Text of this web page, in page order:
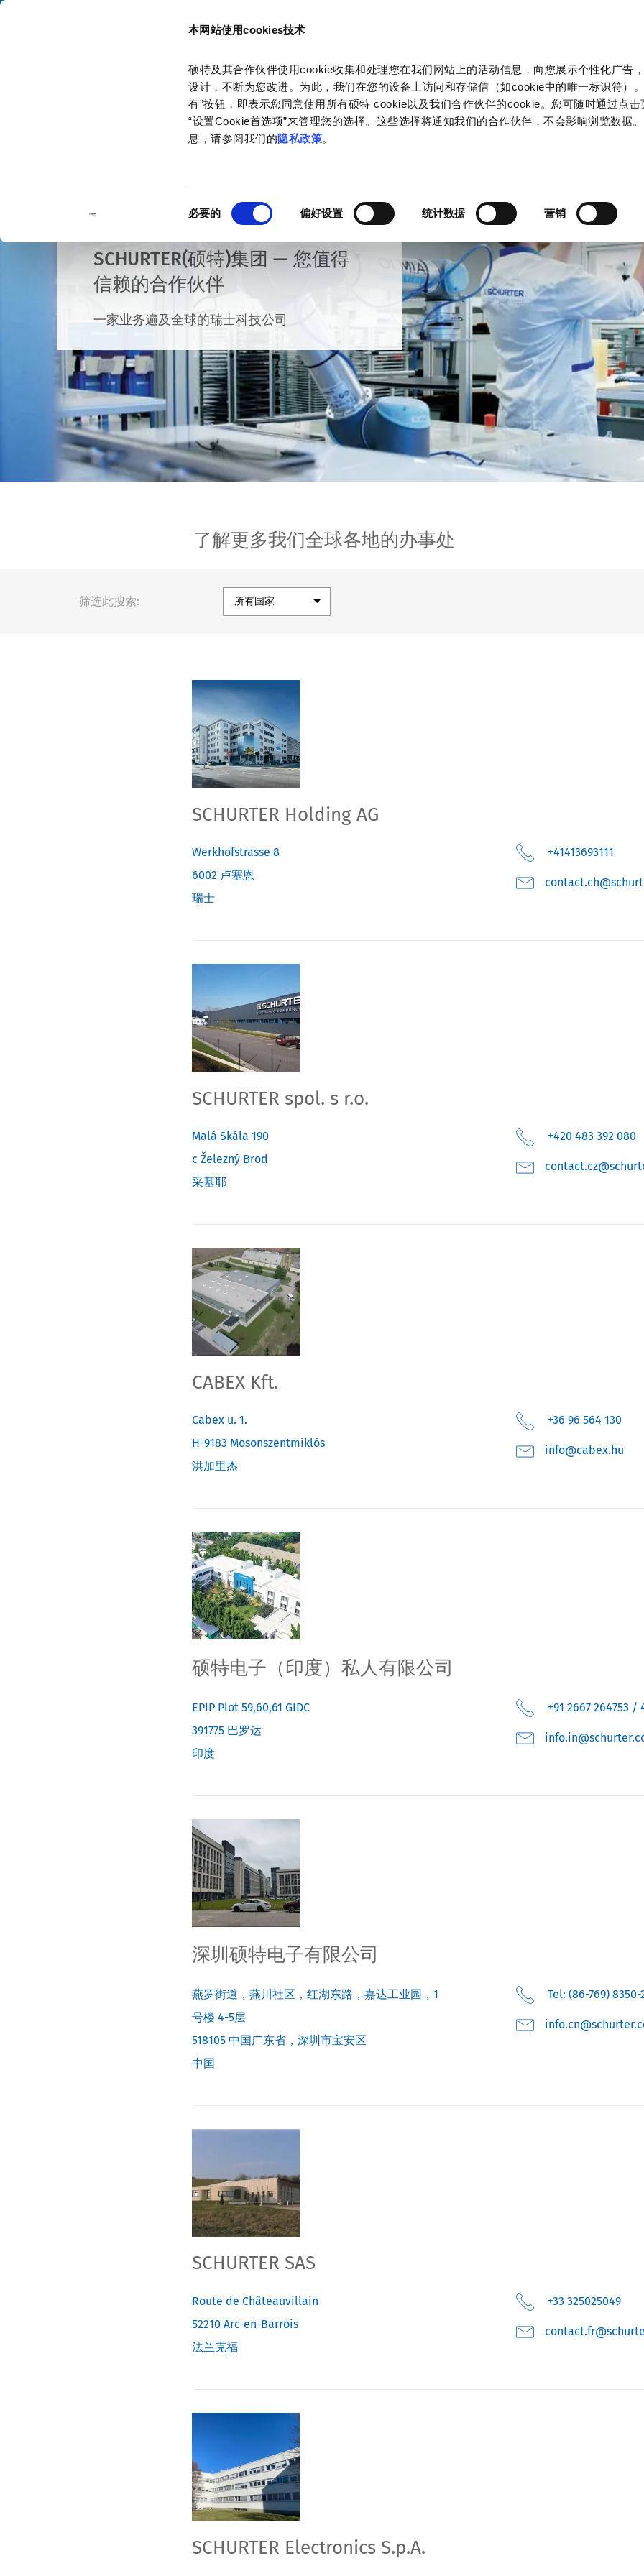
本网站使用cookies技术
硕特及其合作伙伴使用cookie收集和处理您在我们网站上的活动信息，向您展示个性化广告
设计，不断为您改进。为此，我们在您的设备上访问和存储信（如cookie中的唯一标识符）
有”按钮，即表示您同意使用所有硕特 cookie以及我们合作伙伴的cookie。您可随时通过点击
“设置Cookie首选项”来管理您的选择。这些选择将通知我们的合作伙伴，不会影响浏览数据
息，请参阅我们的隐私政策。
意
择
必要的 偏好设置 统计数据 营销
目录
SCHURTER(硕特)集团 — 您值得
信赖的合作伙伴
一家业务遍及全球的瑞士科技公司
了解更多我们全球各地的办事处
筛选此搜索:
SCHURTER Holding AG
Werkhofstrasse 8
6002 卢塞恩
瑞士
+41413693111
SCHURTER spol. s r.o.
Malá Skála 190
c Železný Brod
采基耶
+420 483 392 080
CABEX Kft.
Cabex u. 1.
H-9183 Mosonszentmiklós
洪加里杰
+36 96 564 130
uh.xebac@ofni
硕特电子（印度）私人有限公司
EPIP Plot 59,60,61 GIDC
391775 巴罗达
印度
+91 2667 264753 /
深圳硕特电子有限公司
燕罗街道，燕川社区，红湖东路，嘉达工业园，1
号楼 4-5层
518105 中国广东省，深圳市宝安区
中国
Tel: (86-769) 8350-
SCHURTER SAS
Route de Châteauvillain
52210 Arc-en-Barrois
法兰克福
+33 325025049
SCHURTER Electronics S.p.A.